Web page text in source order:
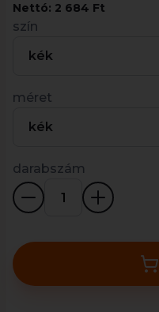
Nettó: 2 684 Ft
szín
kék
méret
kék
darabszám